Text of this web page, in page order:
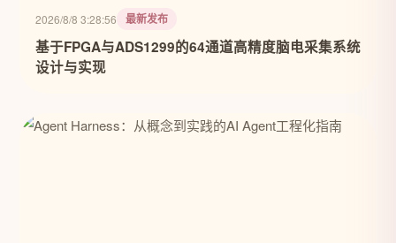
2026/8/8 3:28:56 最新发布
基于FPGA与ADS1299的64通道高精度脑电采集系统
设计与实现